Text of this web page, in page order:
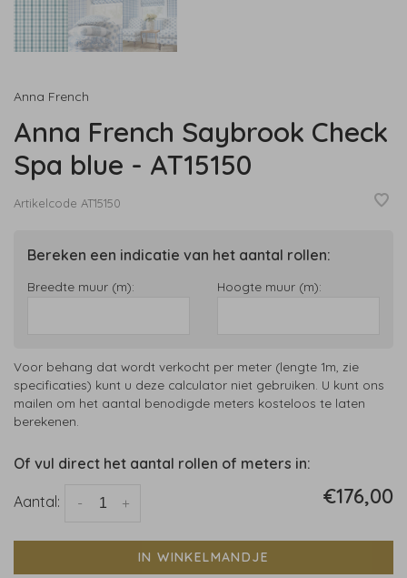
Anna French
Anna French Saybrook Check
Spa blue - AT15150
Artikelcode AT15150
Bereken een indicatie van het aantal rollen:
Breedte muur (m): Hoogte muur (m):
Voor behang dat wordt verkocht per meter (lengte 1m, zie
specificaties) kunt u deze calculator niet gebruiken. U kunt ons
mailen om het aantal benodigde meters kosteloos te laten
berekenen.
Of vul direct het aantal rollen of meters in:
Aantal: +
- €176,00
IN WINKELMANDJE